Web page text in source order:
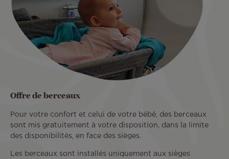
Offre de berceaux
Pour votre confort et celui de votre bébé, des berceaux
sont mis gratuitement à votre disposition, dans la limite
des disponibilités, en face des sièges.
Les berceaux sont installés uniquement aux sièges